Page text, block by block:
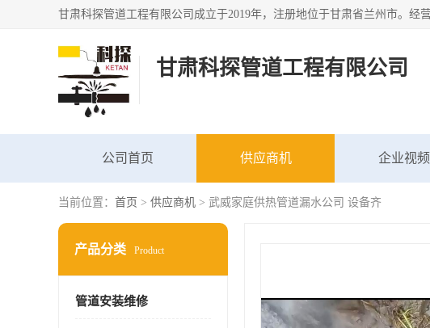
甘肃科探管道工程有限公司
公司首页 供应商机 企业视频
当前位置： 首页 > 供应商机 > 武威家庭供热管道漏水公司 设备齐
产品分类 Product
管道安装维修